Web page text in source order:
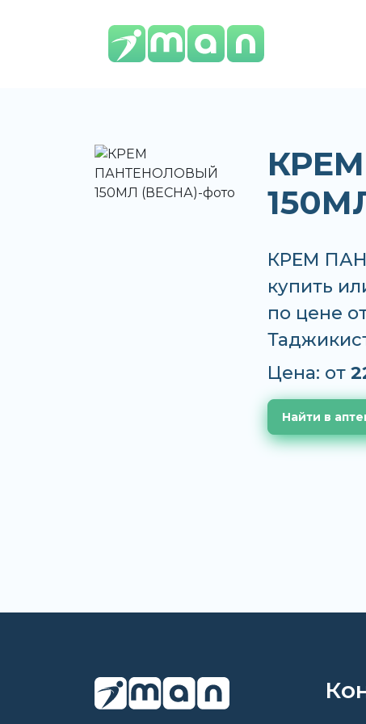
КРЕМ
купить
по цене
Цена: от
Найти в